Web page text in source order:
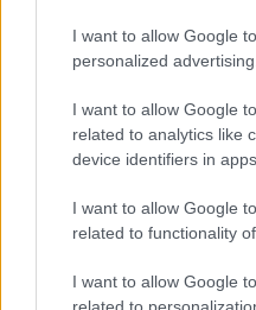
I want to allow Google
personalized advertising.
I want to allow Google
related to analytics like
device identifiers in apps.
I want to allow Google
related to functionality
I want to allow Google
Hiába szeretnék, nem
magára hagyott kutyát